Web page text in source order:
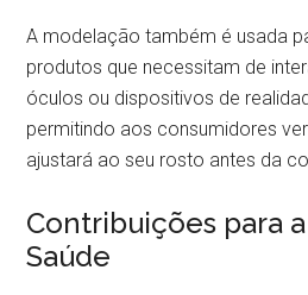
A modelação também é usada
produtos que necessitam de
óculos ou dispositivos de
permitindo aos consumidores
ajustará ao seu rosto antes da
Contribuições para
Saúde